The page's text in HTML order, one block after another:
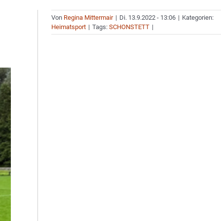
Von Regina Mittermair | Di. 13.9.2022 - 13:06 | Kategorien:
Heimatsport | Tags:SCHONSTETT |